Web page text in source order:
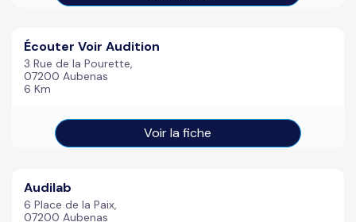
Écouter Voir Audition
3 Rue de la Pourette,
07200 Aubenas
6 Km
Voir la fiche
Audilab
6 Place de la Paix,
07200 Aubenas